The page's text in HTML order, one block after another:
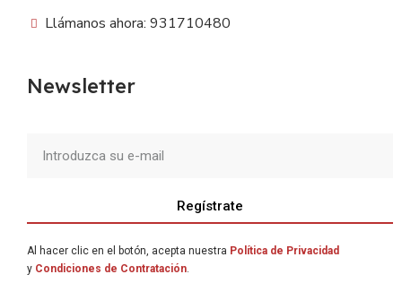
Llámanos ahora: 931710480
Newsletter
Regístrate
Al hacer clic en el botón, acepta nuestra Política de Privacidad
y Condiciones de Contratación.